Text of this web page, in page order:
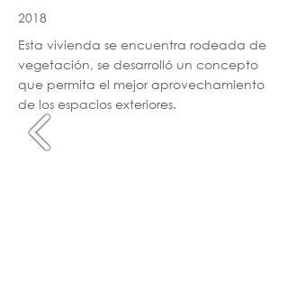
2018
Esta vivienda se encuentra rodeada de
vegetación, se desarrolló un concepto
que permita el mejor aprovechamiento
de los espacios exteriores.